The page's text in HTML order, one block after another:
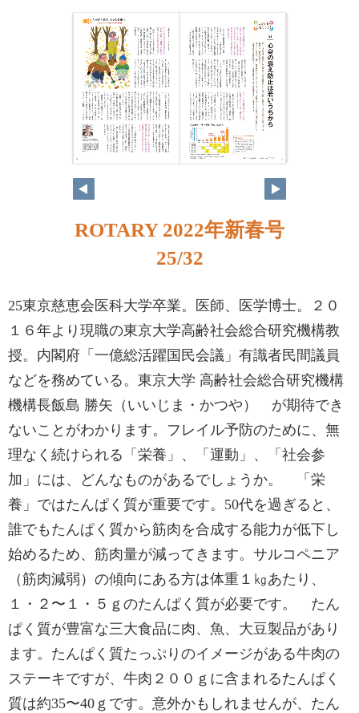
ROTARY 2022年新春号
25/32
25東京慈恵会医科大学卒業。医師、医学博士。２０
１６年より現職の東京大学高齢社会総合研究機構教
授。内閣府「一億総活躍国民会議」有識者民間議員
などを務めている。東京大学 高齢社会総合研究機構
機構長飯島 勝矢（いいじま・かつや） が期待でき
ないことがわかります。フレイル予防のために、無
理なく続けられる「栄養」、「運動」、「社会参
加」には、どんなものがあるでしょうか。 「栄
養」ではたんぱく質が重要です。50代を過ぎると、
誰でもたんぱく質から筋肉を合成する能力が低下し
始めるため、筋肉量が減ってきます。サルコペニア
（筋肉減弱）の傾向にある方は体重１㎏あたり、
１・２〜１・５ｇのたんぱく質が必要です。 たん
ぱく質が豊富な三大食品に肉、魚、大豆製品があり
ます。たんぱく質たっぷりのイメージがある牛肉の
ステーキですが、牛肉２００ｇに含まれるたんぱく
質は約35〜40ｇです。意外かもしれませんが、たん